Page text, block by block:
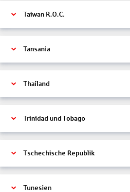
Taiwan R.O.C.
Tansania
Thailand
Trinidad und Tobago
Tschechische Republik
Tunesien